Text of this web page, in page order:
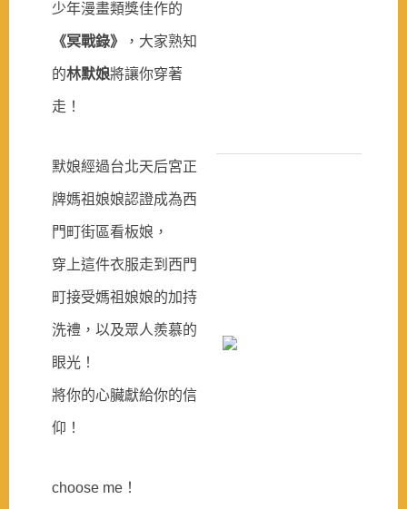
少年漫畫類獎佳作的
《冥戰錄》 ，大家熟知
的林默娘將讓你穿著
走 ！
默娘經過台北天后宮正
牌媽祖娘娘認證成為西
門町街區看板娘，
穿上這件衣服走到西門
町接受媽祖娘娘的加持
洗禮，以及眾人羨慕的
眼光！
將你的心臟獻給你的信
仰！
choose me！